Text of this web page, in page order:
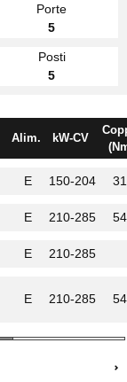
Porte
5
Posti
5
Alim. kW-CV
E 150-204
E 210-285
E 210-285
E 210-285